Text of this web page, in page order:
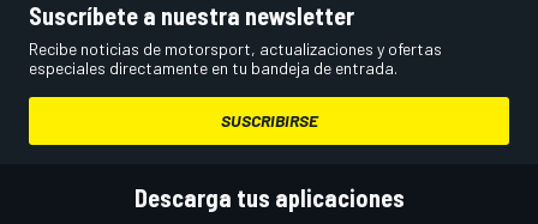
Suscríbete a nuestra newsletter
Recibe noticias de motorsport, actualizaciones y ofertas
especiales directamente en tu bandeja de entrada.
SUSCRIBIRSE
Descarga tus aplicaciones